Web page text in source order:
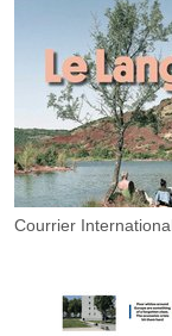
Courrier